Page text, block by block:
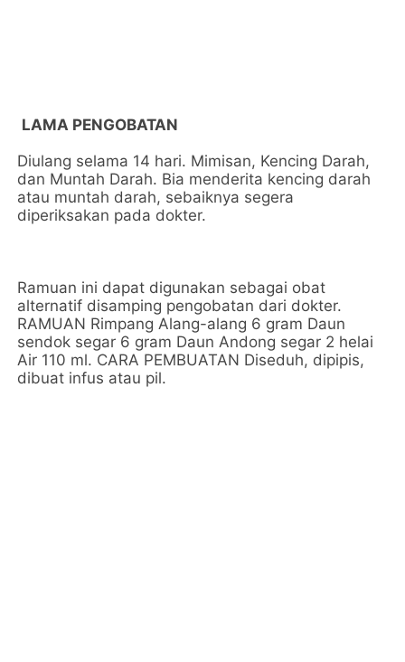
LAMA PENGOBATAN
Diulang selama 14 hari. Mimisan, Kencing Darah,
dan Muntah Darah. Bia menderita kencing darah
atau muntah darah, sebaiknya segera
diperiksakan pada dokter.
Ramuan ini dapat digunakan sebagai obat
alternatif disamping pengobatan dari dokter.
RAMUAN Rimpang Alang-alang 6 gram Daun
sendok segar 6 gram Daun Andong segar 2 helai
Air 110 ml. CARA PEMBUATAN Diseduh, dipipis,
dibuat infus atau pil.